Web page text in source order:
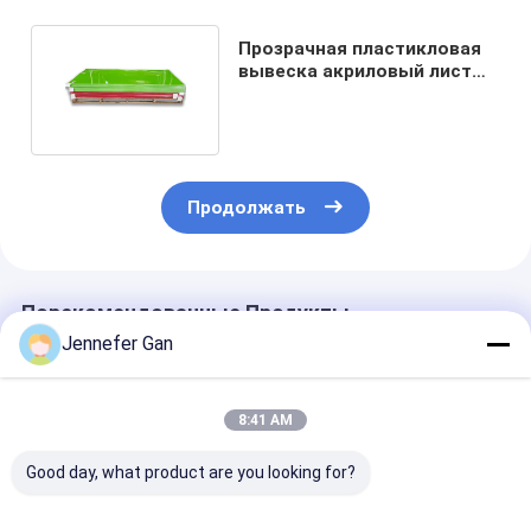
Прозрачная пластикловая
вывеска акриловый лист
Продолжать
Порекомендованные Продукты
Jennefer Gan
8:41 AM
Good day, what product are you looking for?